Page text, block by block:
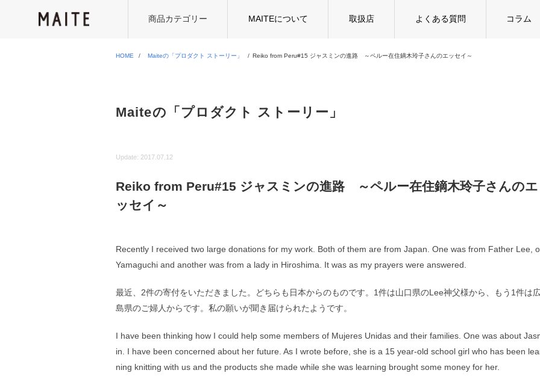
商品カテゴリー MAITEについて 取扱店 よくある質問 コラム
HOME Maiteの「プロダクト ストーリー」 Reiko from Peru#15 ジャスミンの進路 ～ペルー在住鏑木玲子さんのエッセイ～
Maiteの「プロダクト ストーリー」
Update: 2017.07.12
Reiko from Peru#15 ジャスミンの進路 ～ペルー在住鏑木玲子さんのエ
ッセイ～
Recently I received two large donations for my work. Both of them are from Japan. One was from Father Lee,
Yamaguchi and another was from a lady in Hiroshima. It was as my prayers were answered.
最近、2件の寄付をいただきました。どちらも日本からのものです。1件は山口県のLee神父様から、もう1件は
島県のご婦人からです。私の願いが聞き届けられたようです。
I have been thinking how I could help some members of Mujeres Unidas and their families. One was about
in. I have been concerned about her future. As I wrote before, she is a 15 year-old school girl who has been
ning knitting with us and the products she made while she was learning brought some money for her.